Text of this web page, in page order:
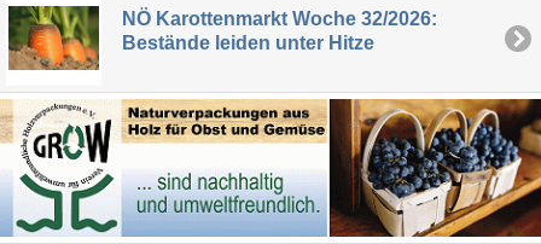
NÖ Karottenmarkt Woche 32/2026:
Bestände leiden unter Hitze